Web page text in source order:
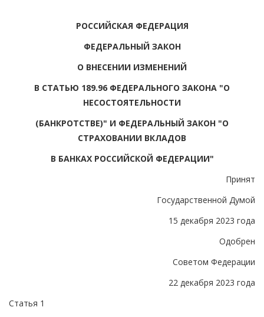
РОССИЙСКАЯ ФЕДЕРАЦИЯ
ФЕДЕРАЛЬНЫЙ ЗАКОН
О ВНЕСЕНИИ ИЗМЕНЕНИЙ
В СТАТЬЮ 189.96 ФЕДЕРАЛЬНОГО ЗАКОНА "О
НЕСОСТОЯТЕЛЬНОСТИ
(БАНКРОТСТВЕ)" И ФЕДЕРАЛЬНЫЙ ЗАКОН "О
СТРАХОВАНИИ ВКЛАДОВ
В БАНКАХ РОССИЙСКОЙ ФЕДЕРАЦИИ"
Принят
Государственной Думой
15 декабря 2023 года
Одобрен
Советом Федерации
22 декабря 2023 года
Статья 1